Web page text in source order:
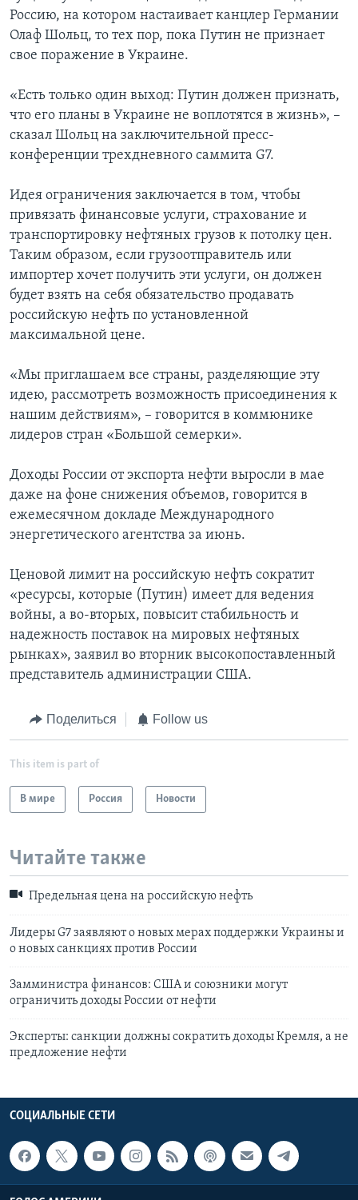
Россию, на котором настаивает канцлер Германии
Олаф Шольц, то тех пор, пока Путин не признает
свое поражение в Украине.
«Есть только один выход: Путин должен признать,
что его планы в Украине не воплотятся в жизнь», –
сказал Шольц на заключительной пресс-
конференции трехдневного саммита G7.
Идея ограничения заключается в том, чтобы
привязать финансовые услуги, страхование и
транспортировку нефтяных грузов к потолку цен.
Таким образом, если грузоотправитель или
импортер хочет получить эти услуги, он должен
будет взять на себя обязательство продавать
российскую нефть по установленной
максимальной цене.
«Мы приглашаем все страны, разделяющие эту
идею, рассмотреть возможность присоединения к
нашим действиям», – говорится в коммюнике
лидеров стран «Большой семерки».
Доходы России от экспорта нефти выросли в мае
даже на фоне снижения объемов, говорится в
ежемесячном докладе Международного
энергетического агентства за июнь.
Ценовой лимит на российскую нефть сократит
«ресурсы, которые (Путин) имеет для ведения
войны, а во-вторых, повысит стабильность и
надежность поставок на мировых нефтяных
рынках», заявил во вторник высокопоставленный
представитель администрации США.
Поделиться Follow us
This item is part of
В мире Россия Новости
Читайте также
Предельная цена на российскую нефть
Лидеры G7 заявляют о новых мерах поддержки Украины и
о новых санкциях против России
Замминистра финансов: США и союзники могут
ограничить доходы России от нефти
Эксперты: санкции должны сократить доходы Кремля, а не
предложение нефти
СОЦИАЛЬНЫЕ СЕТИ